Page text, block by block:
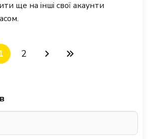
ще на інші свої акаунти
2